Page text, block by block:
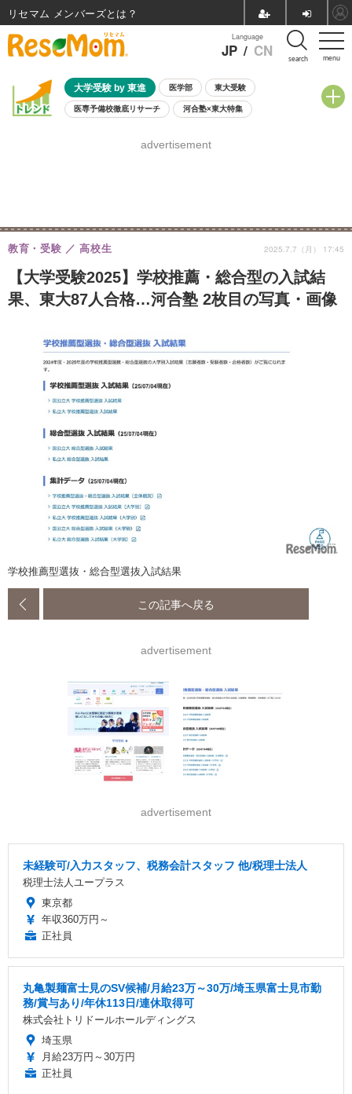
menu
Language
JP / CN search
大学受験 by 東進 医学部 東大受験
医専予備校徹底リサーチ 河合塾×東大特集
8月開催学校説明会・相談会
advertisement
【大学受験2025】学校推薦・総合型の入試結
果、東大87人合格…河合塾 2枚目の写真・画像
教育・受験 高校生 2025.7.7（月） 17:45
学校推薦型選抜・総合型選抜入試結果
この記事へ戻る
advertisement
advertisement
未経験可/入力スタッフ、税務会計スタッフ 他/税理士法人
税理士法人ユープラス
東京都
年収360万円～
正社員
丸亀製麺富士見のSV候補/月給23万～30万/埼玉県富士見市勤
務/賞与あり/年休113日/連休取得可
株式会社トリドールホールディングス
埼玉県
月給23万円～30万円
正社員
リセマム メンバーズ